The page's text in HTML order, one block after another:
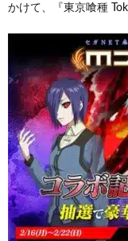
かけて、『東京喰種